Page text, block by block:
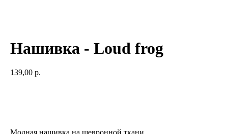
Нашивка - Loud frog
139,00 р.
Модная нашивка на шевронной ткани.